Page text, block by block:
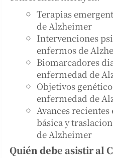
Terapias
de Alzheimer
Intervenciones
enfermos de
Biomarcadores
enfermedad de
Objetivos
enfermedad de
Avances
básica y
de Alzheimer
Quién debe asistir al